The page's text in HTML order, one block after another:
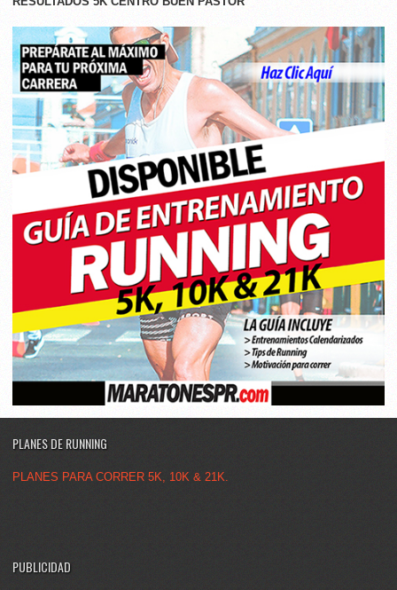
PLANES DE RUNNING
PLANES PARA CORRER 5K, 10K & 21K.
PUBLICIDAD